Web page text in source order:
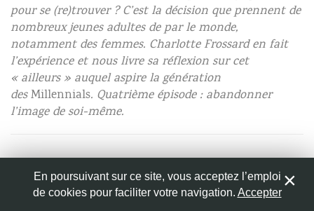
Site web
pour se (re)trouver ? C’est la décision que prennent de
nombreux jeunes adultes de par le monde,
notamment des femmes. Charlotte Frossard en fait
l’expérience et nous livre sa réflexion sur cet
« ailleurs » auquel aspire la génération
des Millennials. Quatrième épisode : abandonner
l’image de soi-même.
Ceux qui ont pleuré devant la fin d’Into the Wild,qui
trépignent devant leslikesattribués par les réseaux
En poursuivant sur ce site, vous acceptez l’emploi
de cookies pour faciliter votre navigation. Accepter